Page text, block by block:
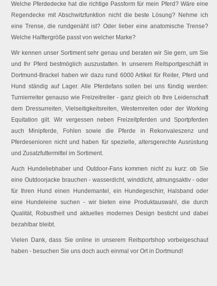
Welche Pferdedecke hat die richtige Passform für mein Pferd? Wäre eine
Regendecke mit Abschwitzfunktion nicht die beste Lösung? Nehme ich
eine Trense, die rundgenäht ist? Oder lieber eine anatomische Trense?
Welche Halftergröße passt von welcher Marke?
Wir kennen unser Sortiment sehr genau und beraten wir Sie gern, um Sie
und Ihr Pferd bestmöglich auszustatten. In unserem Reitsportgeschäft in
Dortmund-Brackel haben wir dazu rund 6000 Artikel für Reiter, Pferd und
Hund ständig auf Lager. Alle Pferdefans sollen bei uns fündig werden:
Turnierreiter genauso wie Freizeitreiter - ganz gleich ob Ihre Leidenschaft
dem Dressurreiten, Vielseitigkeitsreiten, Westernreiten oder der Working
Equitation gilt. Wir vergessen neben Freizeitpferden und Sportpferden
auch Minipferde, Fohlen sowie die Pferde in Rekonvaleszenz und
Pferdesenioren nicht und haben für spezielle, altersgerechte Ausrüstung
und Zusatzfuttermittel im Sortiment.
Auch Hundeliebhaber und Outdoor-Fans kommen nicht zu kurz: ob Sie
eine Outdoorjacke brauchen - wasserdicht, winddicht, atmungsaktiv - oder
für Ihren Hund einen Hundemantel, ein Hundegeschirr, Halsband oder
eine Hundeleine suchen - wir bieten eine Produktauswahl, die durch
Qualität, Robustheit und aktuelles modernes Design besticht und dabei
bezahlbar bleibt.
Vielen Dank, dass Sie online in unserem Reitsportshop vorbeigeschaut
haben - besuchen Sie uns doch auch einmal vor Ort in Dortmund!